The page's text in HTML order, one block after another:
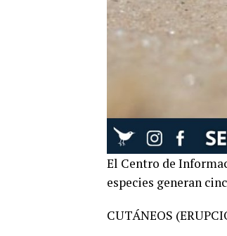
El Centro de
especies generan
CUTÁNEOS